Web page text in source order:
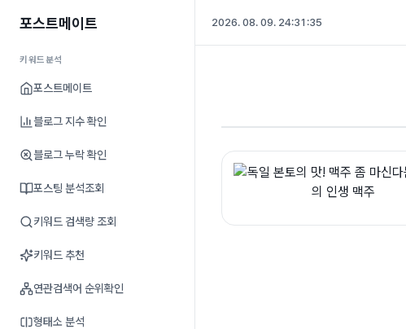
포스트메이트
키워드분석
포스트메이트
블로그 지수 확인
블로그 누락 확인
포스팅 분석조회
키워드 검색량 조회
키워드 추천
연관검색어 순위확인
형태소 분석
2026. 08. 09. 24:31:36